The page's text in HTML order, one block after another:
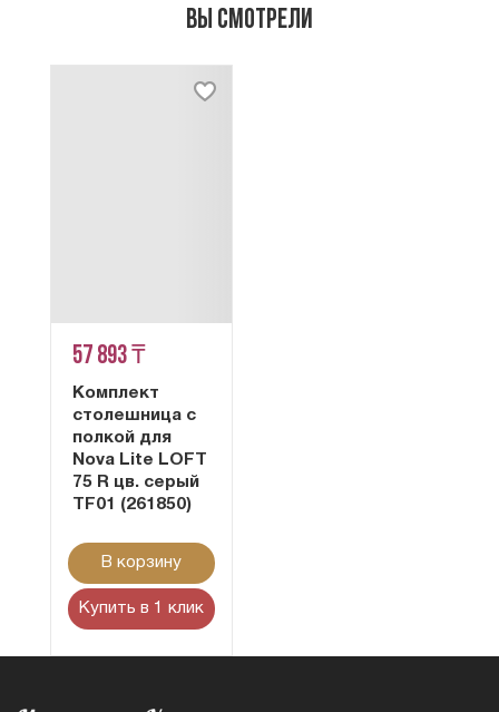
Вы смотрели
57 893 ₸
Комплект
столешница с
полкой для
Nova Lite LOFT
75 R цв. серый
TF01 (261850)
В корзину
Купить в 1 клик